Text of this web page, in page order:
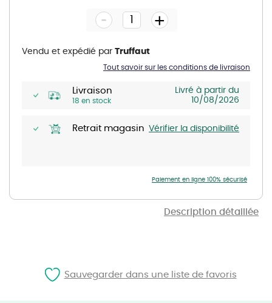
Description détaillée
gallery
Livraison
18 en stock
Livré à partir du
10/08/2026
Retrait magasin Vérifier la disponibilité
- +
Tout savoir sur les conditions de livraison
Vendu et expédié par Truffaut
Paiement en ligne 100% sécurisé
Sauvegarder dans une liste de favoris